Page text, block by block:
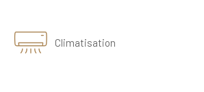
Climatisation